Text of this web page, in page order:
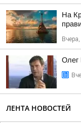
На
Олег
ЛЕНТА НОВОСТЕЙ